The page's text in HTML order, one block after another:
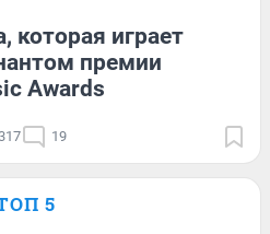
которая играет
премии
Awards
19
5